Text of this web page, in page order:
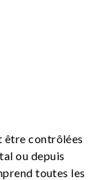
être contrôlées
ou depuis
toutes les